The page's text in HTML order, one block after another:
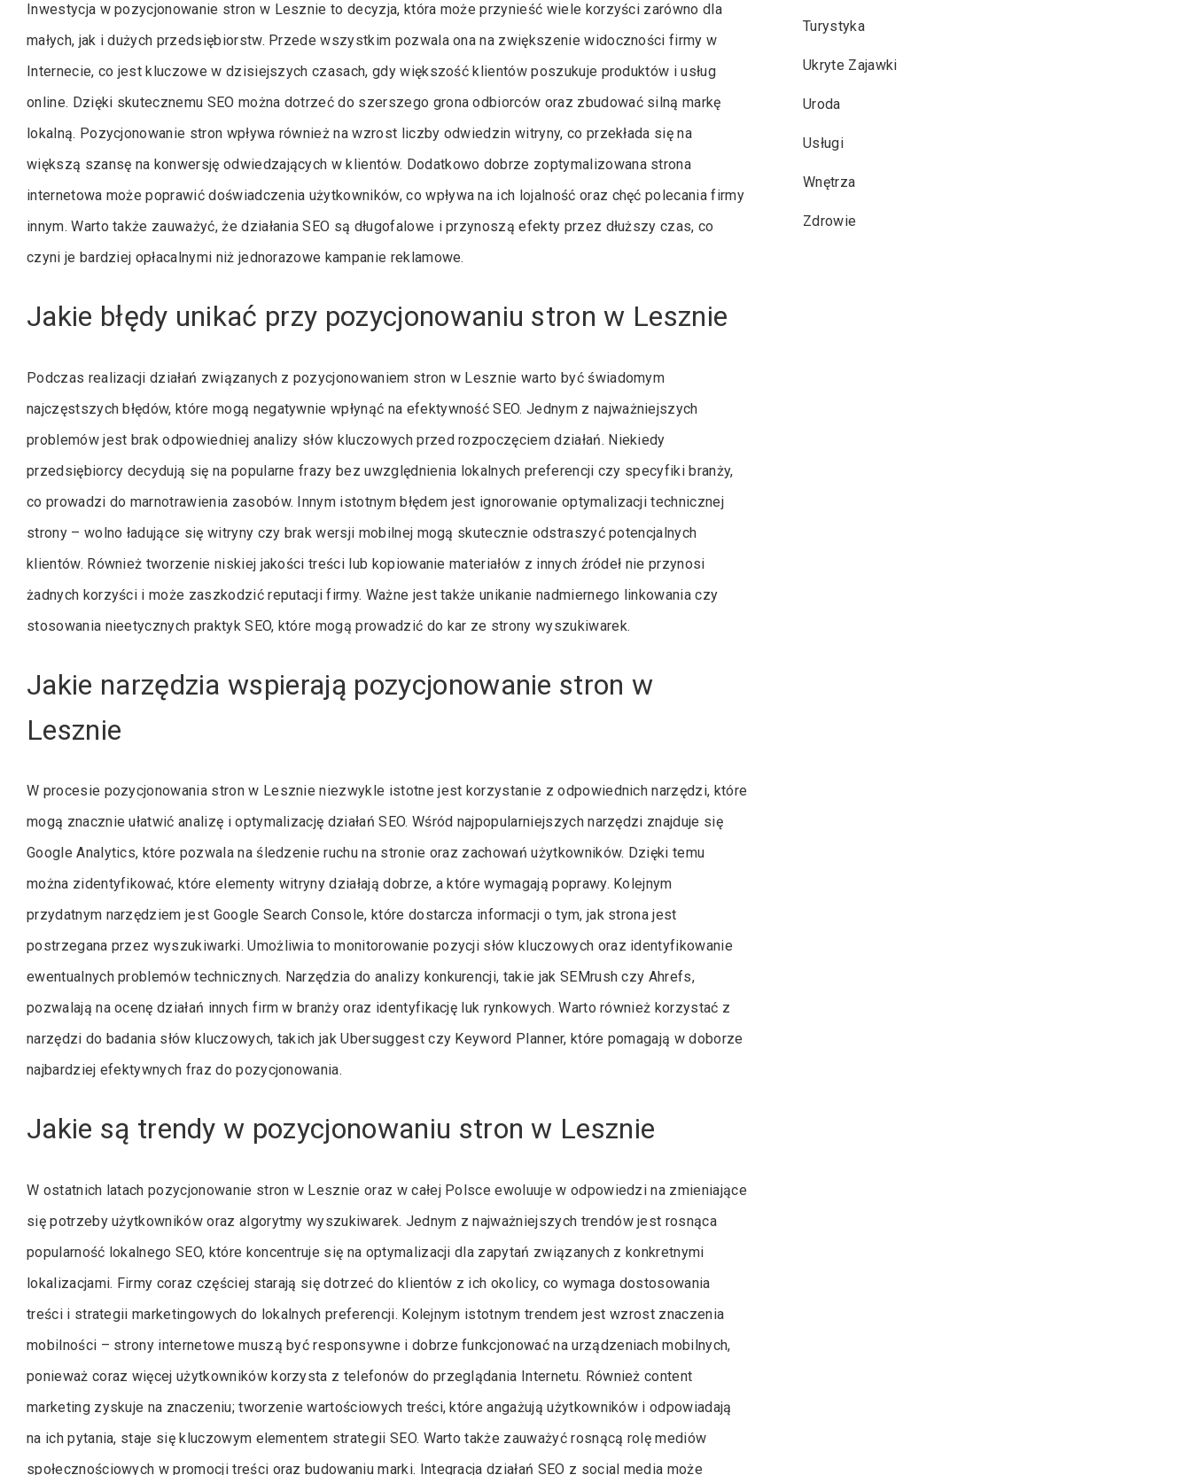
Inwestycja w pozycjonowanie stron w Lesznie to decyzja, która może przynieść wiele korzyści zarówno dla
małych, jak i dużych przedsiębiorstw. Przede wszystkim pozwala ona na zwiększenie widoczności firmy w
Internecie, co jest kluczowe w dzisiejszych czasach, gdy większość klientów poszukuje produktów i usług
online. Dzięki skutecznemu SEO można dotrzeć do szerszego grona odbiorców oraz zbudować silną markę
lokalną. Pozycjonowanie stron wpływa również na wzrost liczby odwiedzin witryny, co przekłada się na
większą szansę na konwersję odwiedzających w klientów. Dodatkowo dobrze zoptymalizowana strona
internetowa może poprawić doświadczenia użytkowników, co wpływa na ich lojalność oraz chęć polecania firmy
innym. Warto także zauważyć, że działania SEO są długofalowe i przynoszą efekty przez dłuższy czas, co
czyni je bardziej opłacalnymi niż jednorazowe kampanie reklamowe.
Jakie błędy unikać przy pozycjonowaniu stron w Lesznie
Podczas realizacji działań związanych z pozycjonowaniem stron w Lesznie warto być świadomym
najczęstszych błędów, które mogą negatywnie wpłynąć na efektywność SEO. Jednym z najważniejszych
problemów jest brak odpowiedniej analizy słów kluczowych przed rozpoczęciem działań. Niekiedy
przedsiębiorcy decydują się na popularne frazy bez uwzględnienia lokalnych preferencji czy specyfiki branży,
co prowadzi do marnotrawienia zasobów. Innym istotnym błędem jest ignorowanie optymalizacji technicznej
strony – wolno ładujące się witryny czy brak wersji mobilnej mogą skutecznie odstraszyć potencjalnych
klientów. Również tworzenie niskiej jakości treści lub kopiowanie materiałów z innych źródeł nie przynosi
żadnych korzyści i może zaszkodzić reputacji firmy. Ważne jest także unikanie nadmiernego linkowania czy
stosowania nieetycznych praktyk SEO, które mogą prowadzić do kar ze strony wyszukiwarek.
Jakie narzędzia wspierają pozycjonowanie stron w
Lesznie
W procesie pozycjonowania stron w Lesznie niezwykle istotne jest korzystanie z odpowiednich narzędzi, które
mogą znacznie ułatwić analizę i optymalizację działań SEO. Wśród najpopularniejszych narzędzi znajduje się
Google Analytics, które pozwala na śledzenie ruchu na stronie oraz zachowań użytkowników. Dzięki temu
można zidentyfikować, które elementy witryny działają dobrze, a które wymagają poprawy. Kolejnym
przydatnym narzędziem jest Google Search Console, które dostarcza informacji o tym, jak strona jest
postrzegana przez wyszukiwarki. Umożliwia to monitorowanie pozycji słów kluczowych oraz identyfikowanie
ewentualnych problemów technicznych. Narzędzia do analizy konkurencji, takie jak SEMrush czy Ahrefs,
pozwalają na ocenę działań innych firm w branży oraz identyfikację luk rynkowych. Warto również korzystać z
narzędzi do badania słów kluczowych, takich jak Ubersuggest czy Keyword Planner, które pomagają w doborze
najbardziej efektywnych fraz do pozycjonowania.
Jakie są trendy w pozycjonowaniu stron w Lesznie
W ostatnich latach pozycjonowanie stron w Lesznie oraz w całej Polsce ewoluuje w odpowiedzi na zmieniające
się potrzeby użytkowników oraz algorytmy wyszukiwarek. Jednym z najważniejszych trendów jest rosnąca
popularność lokalnego SEO, które koncentruje się na optymalizacji dla zapytań związanych z konkretnymi
lokalizacjami. Firmy coraz częściej starają się dotrzeć do klientów z ich okolicy, co wymaga dostosowania
treści i strategii marketingowych do lokalnych preferencji. Kolejnym istotnym trendem jest wzrost znaczenia
mobilności – strony internetowe muszą być responsywne i dobrze funkcjonować na urządzeniach mobilnych,
ponieważ coraz więcej użytkowników korzysta z telefonów do przeglądania Internetu. Również content
marketing zyskuje na znaczeniu; tworzenie wartościowych treści, które angażują użytkowników i odpowiadają
na ich pytania, staje się kluczowym elementem strategii SEO. Warto także zauważyć rosnącą rolę mediów
społecznościowych w promocji treści oraz budowaniu marki. Integracja działań SEO z social media może
Turystyka
Ukryte Zajawki
Uroda
Usługi
Wnętrza
Zdrowie